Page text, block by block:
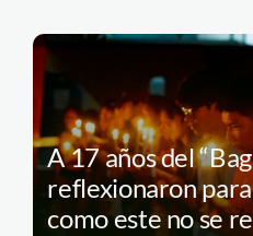
A 17 años del
reflexionaron
como este no se